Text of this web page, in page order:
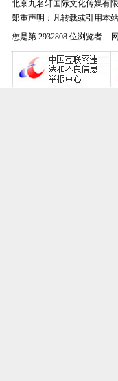
北京九名轩国际文化传媒有
郑重声明：凡转载或引用本
您是第 2932808 位浏览者